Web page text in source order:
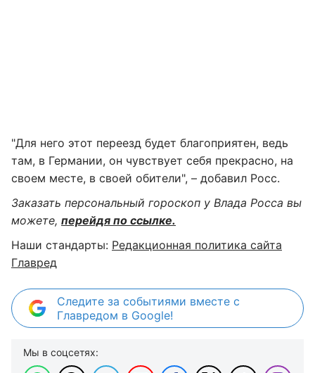
"Для него этот переезд будет благоприятен, ведь
там, в Германии, он чувствует себя прекрасно, на
своем месте, в своей обители", – добавил Росс.
Заказать персональный гороскоп у Влада Росса вы
можете, перейдя по ссылке.
Наши стандарты: Редакционная политика сайта
Главред
Следите за событиями вместе с
Главредом в Google!
Мы в соцсетях: